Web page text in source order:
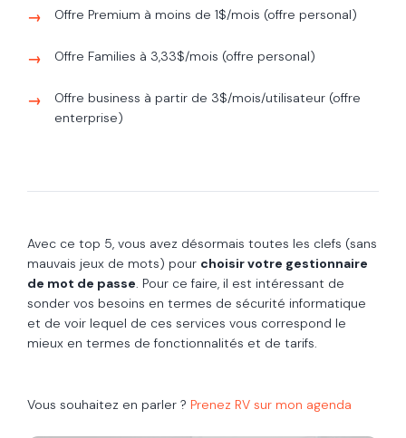
Offre Premium à moins de 1$/mois (offre personal)
Offre Families à 3,33$/mois (offre personal)
Offre business à partir de 3$/mois/utilisateur (offre
enterprise)
Avec ce top 5, vous avez désormais toutes les clefs (sans
mauvais jeux de mots) pour choisir votre gestionnaire
de mot de passe. Pour ce faire, il est intéressant de
sonder vos besoins en termes de sécurité informatique
et de voir lequel de ces services vous correspond le
mieux en termes de fonctionnalités et de tarifs.
Vous souhaitez en parler ? Prenez RV sur mon agenda